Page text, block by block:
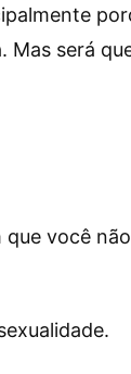
Mas será
que você não